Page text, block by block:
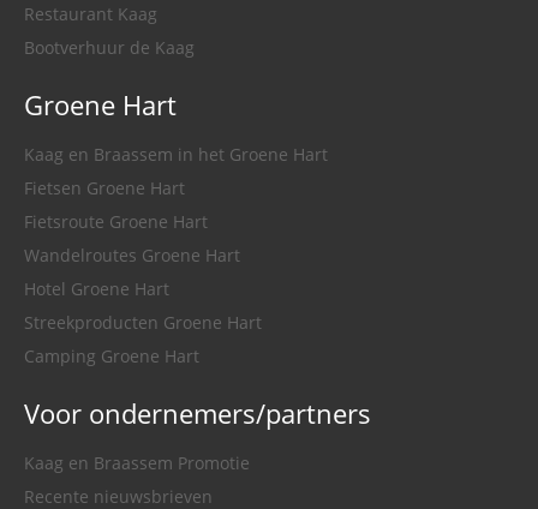
Restaurant Kaag
Bootverhuur de Kaag
Groene Hart
Kaag en Braassem in het Groene Hart
Fietsen Groene Hart
Fietsroute Groene Hart
Wandelroutes Groene Hart
Hotel Groene Hart
Streekproducten Groene Hart
Camping Groene Hart
Voor ondernemers/partners
Kaag en Braassem Promotie
Recente nieuwsbrieven